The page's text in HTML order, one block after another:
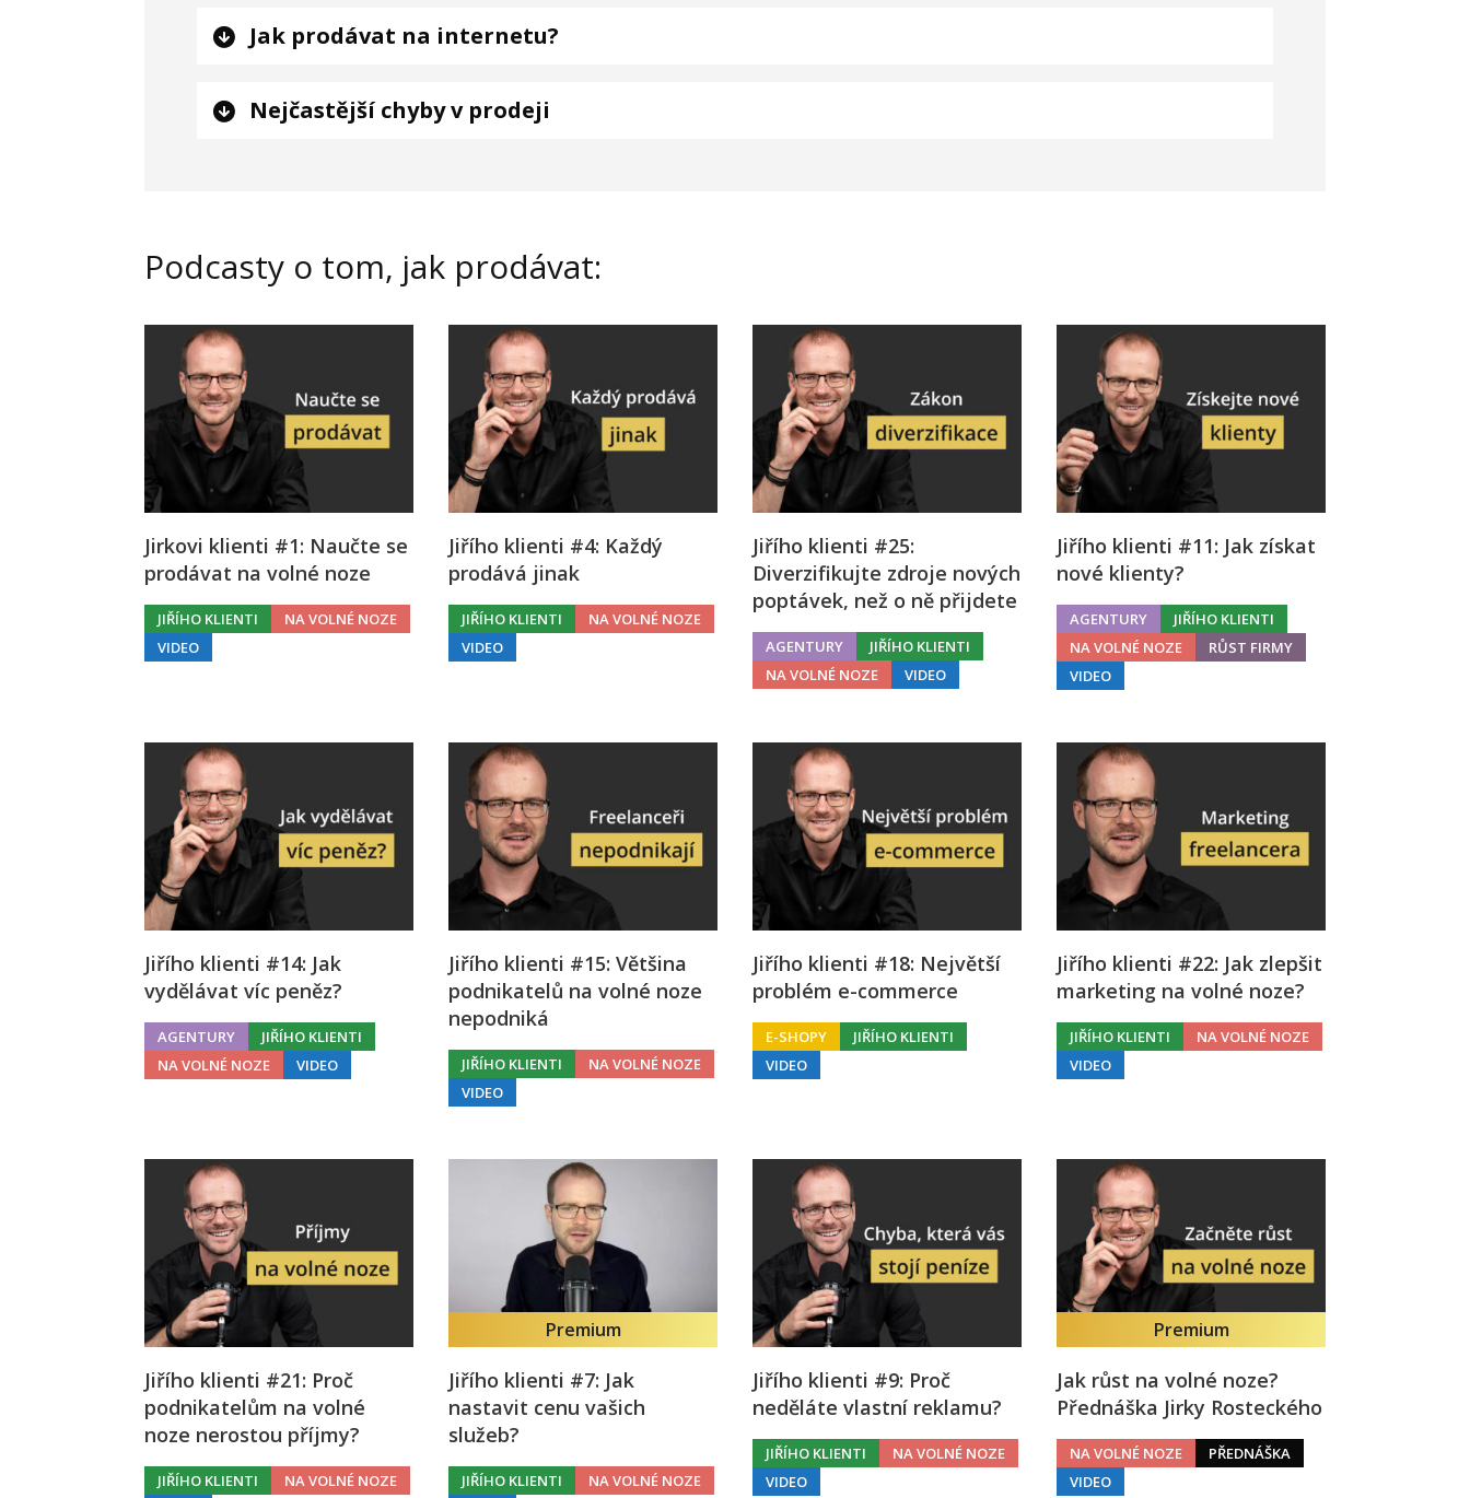
Jak prodávat na internetu?
Nejčastější chyby v prodeji
Podcasty o tom, jak prodávat:
Jirkovi klienti #1: Naučte se
prodávat na volné noze
JIŘÍHO KLIENTI
NA VOLNÉ NOZE
VIDEO
Jiřího klienti #4: Každý
prodává jinak
JIŘÍHO KLIENTI
NA VOLNÉ NOZE
VIDEO
Jiřího klienti #25:
Diverzifikujte zdroje nových
poptávek, než o ně přijdete
AGENTURY
JIŘÍHO KLIENTI
NA VOLNÉ NOZE
VIDEO
Jiřího klienti #11: Jak získat
nové klienty?
AGENTURY
JIŘÍHO KLIENTI
NA VOLNÉ NOZE
RŮST FIRMY
VIDEO
Jiřího klienti #14: Jak
vydělávat víc peněz?
AGENTURY
JIŘÍHO KLIENTI
NA VOLNÉ NOZE
VIDEO
Jiřího klienti #15: Většina
podnikatelů na volné noze
nepodniká
JIŘÍHO KLIENTI
NA VOLNÉ NOZE
VIDEO
Jiřího klienti #18: Největší
problém e-commerce
E-SHOPY
JIŘÍHO KLIENTI
VIDEO
Jiřího klienti #22: Jak zlepšit
marketing na volné noze?
JIŘÍHO KLIENTI
NA VOLNÉ NOZE
VIDEO
Jiřího klienti #21: Proč
podnikatelům na volné
noze nerostou příjmy?
JIŘÍHO KLIENTI
NA VOLNÉ NOZE
Premium
Jiřího klienti #7: Jak
nastavit cenu vašich
služeb?
JIŘÍHO KLIENTI
NA VOLNÉ NOZE
Jiřího klienti #9: Proč
neděláte vlastní reklamu?
JIŘÍHO KLIENTI
NA VOLNÉ NOZE
VIDEO
Premium
Jak růst na volné noze?
Přednáška Jirky Rosteckého
NA VOLNÉ NOZE
PŘEDNÁŠKA
VIDEO